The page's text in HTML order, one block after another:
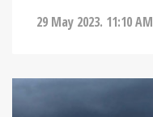
29 May 2023. 11:10 AM